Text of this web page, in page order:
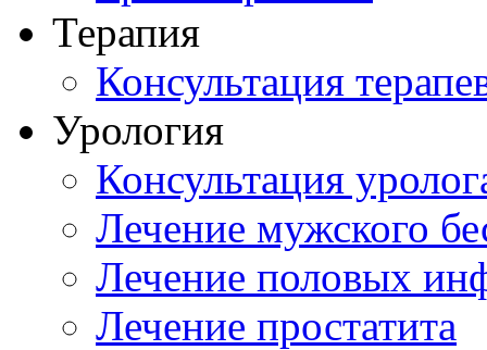
Терапия
Консультация
Урология
Консультация
Лечение мужского
Лечение половых
Лечение простатита